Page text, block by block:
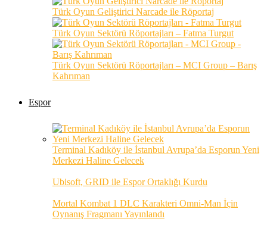
Türk Oyun Geliştirici Narcade ile Röportaj
Türk Oyun Sektörü Röportajları – Fatma Turgut
Türk Oyun Sektörü Röportajları – MCI Group – Barış
Kahrıman
Espor
Terminal Kadıköy ile İstanbul Avrupa’da Esporun Yeni
Merkezi Haline Gelecek
Ubisoft, GRID ile Espor Ortaklığı Kurdu
Mortal Kombat 1 DLC Karakteri Omni-Man İçin
Oynanış Fragmanı Yayınlandı